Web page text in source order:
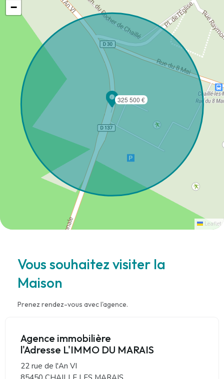
325 500 €
−
Leaflet
Vous souhaitez visiter la
Maison
Prenez rendez-vous avec l'agence.
Agence immobilière
l'Adresse L'IMMO DU MARAIS
22 rue de l'An VI